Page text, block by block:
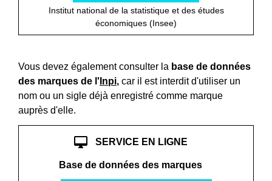
Institut national de la statistique et des études
économiques (Insee)
Vous devez également consulter la base de données
des marques de l' Inpi, car il est interdit d'utiliser un
nom ou un sigle déjà enregistré comme marque
auprès d'elle.
desktop_mac SERVICE EN LIGNE
Base de données des marques